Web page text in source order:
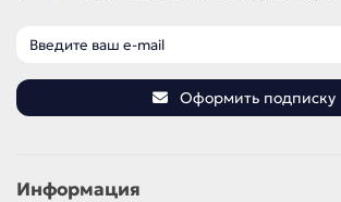
Оформить подписку
Информация